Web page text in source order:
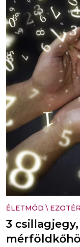
ÉLETMÓD \
3